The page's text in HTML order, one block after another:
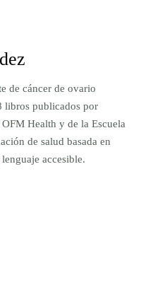
de cáncer de ovario
libros publicados por
Health y de la Escuela
de salud basada en
accesible.